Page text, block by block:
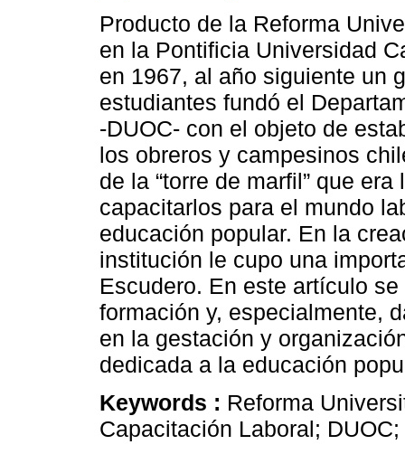
Producto de la Reforma
en la Pontificia Universidad
en 1967, al año siguiente un
estudiantes fundó el
-DUOC- con el objeto de
los obreros y campesinos
de la “torre de marfil” que
capacitarlos para el mundo
educación popular. En la
institución le cupo una
Escudero. En este artículo
formación y, especialmente,
en la gestación y
dedicada a la educación
Keywords : Reforma
Capacitación Laboral;